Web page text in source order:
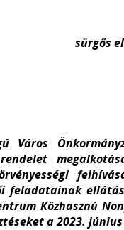
sürgős
Város
feladatainak
Közhasznú
a 2023.